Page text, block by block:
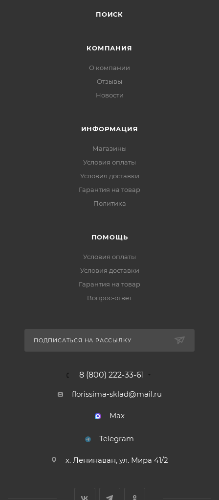
ПОИСК
КОМПАНИЯ
О компании
Отзывы
Новости
ИНФОРМАЦИЯ
Магазины
Условия оплаты
Условия доставки
Гарантия на товар
Политика
ПОМОЩЬ
Условия оплаты
Условия доставки
Гарантия на товар
Вопрос-ответ
ПОДПИСАТЬСЯ НА РАССЫЛКУ
8 (800) 222-33-61
florissima-sklad@mail.ru
Max
Telegram
х. Ленинаван, ул. Мира 41/2